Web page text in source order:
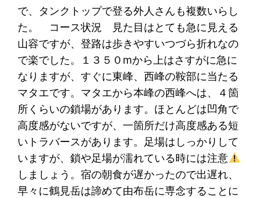
で、タンクトップで登る外人さんも複数いらし
た。 コース状況 見た目はとても急に見える
山容ですが、登路は歩きやすいつづら折れなの
で楽でした。１３５０mから上はさすがに急に
なりますが、すぐに東峰、西峰の鞍部に当たる
マタエです。マタエから本峰の西峰へは、４箇
所くらいの鎖場があります。ほとんどは凹角で
高度感がないですが、一箇所だけ高度感ある短
いトラバースがあります。足場はしっかりして
いますが、鎖や足場が濡れている時には注意
しましょう。宿の朝食が遅かったので出遅れ、
早々に鶴見岳は諦めて由布岳に専念することに